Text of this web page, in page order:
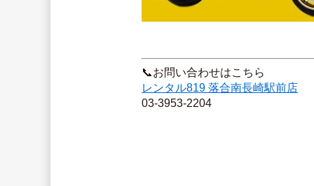
📞お問い合わせはこちら
レンタル819 落合南長崎駅前店
03-3953-2204